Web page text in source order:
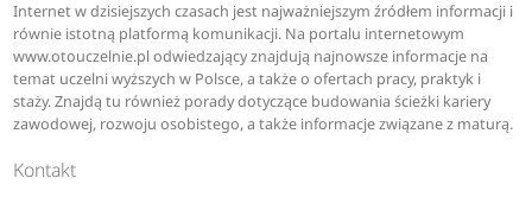
Internet w dzisiejszych czasach jest najważniejszym źródłem informacji i
równie istotną platformą komunikacji. Na portalu internetowym
www.otouczelnie.pl odwiedzający znajdują najnowsze informacje na
temat uczelni wyższych w Polsce, a także o ofertach pracy, praktyk i
staży. Znajdą tu również porady dotyczące budowania ścieżki kariery
zawodowej, rozwoju osobistego, a także informacje związane z maturą.
Kontakt